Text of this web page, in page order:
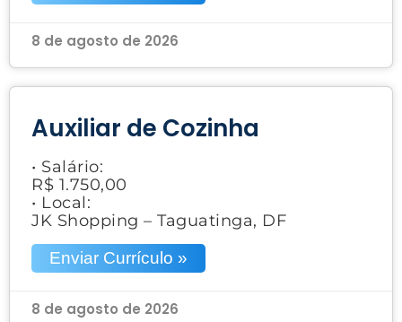
8 de agosto de 2026
Auxiliar de Cozinha
• Salário:
R$ 1.750,00
• Local:
JK Shopping – Taguatinga, DF
Enviar Currículo »
8 de agosto de 2026